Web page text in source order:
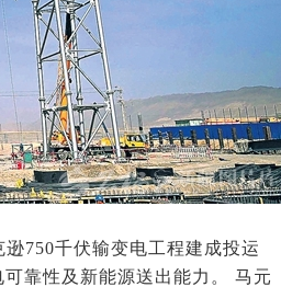
750千伏输变电工程建成投运
靠性及新能源送出能力。 马元